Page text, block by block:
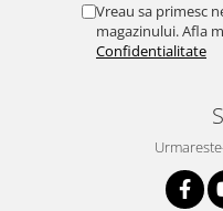
Vreau sa primesc
magazinului. Afla
Confidentialitate